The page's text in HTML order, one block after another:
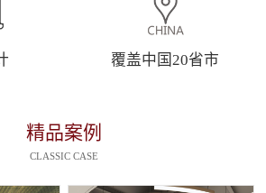
覆盖中国20省市
精品案例
CLASSIC CASE